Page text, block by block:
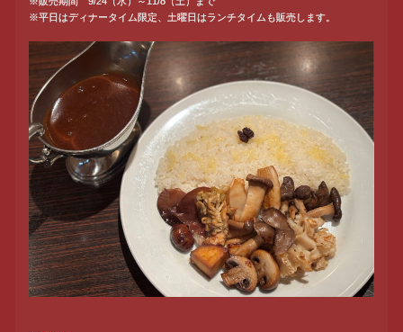
※平日はディナータイム限定、土曜日はランチタイムも販売します。